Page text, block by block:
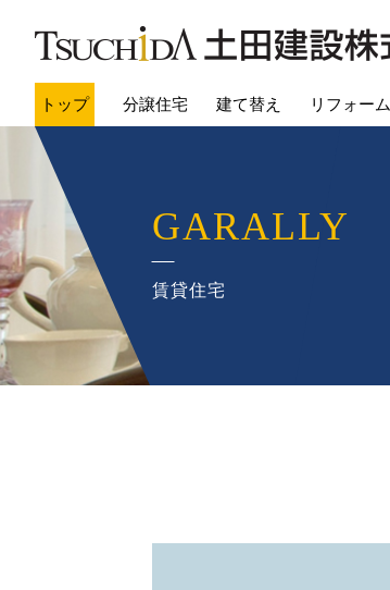
トップ 分譲住宅 建て替え リフォーム
GARALLY
賃貸住宅